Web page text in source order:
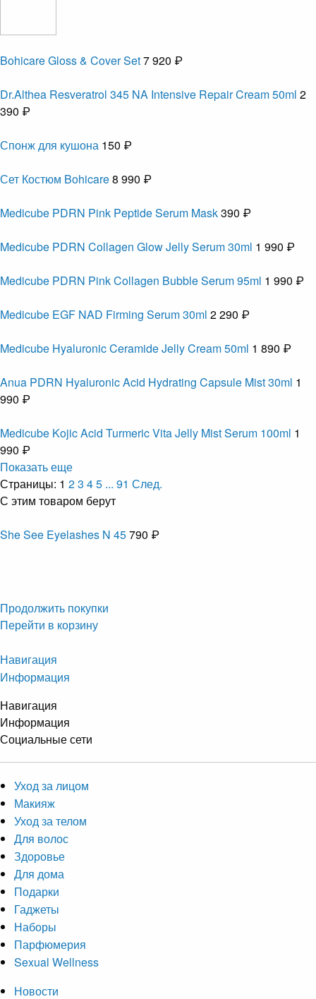
Bohicare Gloss & Cover Set7 920 ₽
Dr.Althea Resveratrol 345 NA Intensive Repair Cream 50ml 2
390 ₽
Спонж для кушона 150 ₽
Сет Костюм Bohicare8 990 ₽
Medicube PDRN Pink Peptide Serum Mask390 ₽
Medicube PDRN Collagen Glow Jelly Serum 30ml 1 990 ₽
Medicube PDRN Pink Collagen Bubble Serum 95ml 1 990 ₽
Medicube EGF NAD Firming Serum 30ml 2 290 ₽
Medicube Hyaluronic Ceramide Jelly Cream 50ml 1 890 ₽
Anua PDRN Hyaluronic Acid Hydrating Capsule Mist 30ml 1
990 ₽
Medicube Kojic Acid Turmeric Vita Jelly Mist Serum 100ml 1
990 ₽
Показать еще
Страницы: 1 23 45 ... 91 След.
С этим товаром берут
She See Eyelashes N 45790 ₽
Продолжить покупки
Перейти в корзину
Навигация
Информация
Навигация
Информация
Социальные сети
Уход за лицом
Макияж
Уход за телом
Для волос
Здоровье
Для дома
Подарки
Гаджеты
Наборы
Парфюмерия
Sexual Wellness
Новости